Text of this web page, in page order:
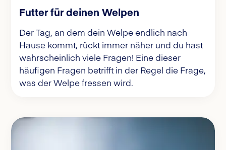
Futter für deinen Welpen
Der Tag, an dem dein Welpe endlich nach
Hause kommt, rückt immer näher und du hast
wahrscheinlich viele Fragen! Eine dieser
häufigen Fragen betrifft in der Regel die Frage,
was der Welpe fressen wird.